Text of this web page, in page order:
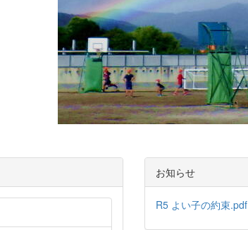
お知らせ
R5 よい子の約束.pdf